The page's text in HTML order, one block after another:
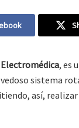
, es
sistema
así, realizar